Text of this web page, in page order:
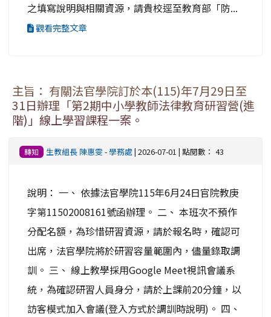
之填寫說明與相關資源，請貴校逕至教育部「防...
觀看完整文章
主旨： 有關法官學院訂於本(115)年7月29日至
31日辦理「第2期中小學教師法律教育研習營(進
階)」線上學習課程一案。
轉知 生教組長 陳惠雯 -學務處 | 2026-07-01 | 點閱數： 43
說明： 一、 依據法官學院115年6月24日官院教庚
字第11502008161號函辦理。 二、 本班次不預作
分配名額，為珍惜研習資源，請於報名時，確認可
出席，法官學院將於研習容量範圍內，儘量錄取調
訓。 三、 線上教學採用Google Meet視訊會議系
統，為確認研習人員身分，請於上課前20分鐘，以
訪客模式加入會議(登入方式於調訓時說明)。 四、